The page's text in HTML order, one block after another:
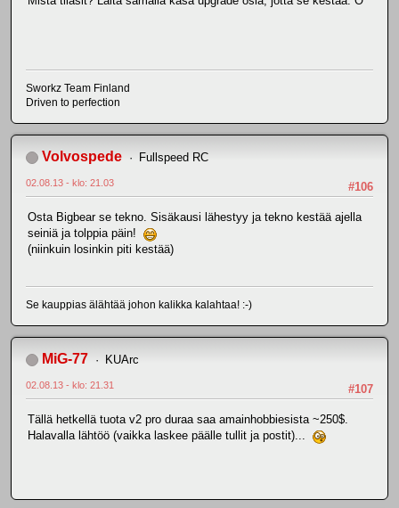
Sworkz Team Finland
Driven to perfection
Volvospede Fullspeed RC
#106
02.08.13 - klo: 21.03
Osta Bigbear se tekno. Sisäkausi lähestyy ja tekno kestää ajella
seiniä ja tolppia päin!
(niinkuin losinkin piti kestää)
Se kauppias älähtää johon kalikka kalahtaa! :-)
MiG-77 KUArc
#107
02.08.13 - klo: 21.31
Tällä hetkellä tuota v2 pro duraa saa amainhobbiesista ~250$.
Halavalla lähtöö (vaikka laskee päälle tullit ja postit)...